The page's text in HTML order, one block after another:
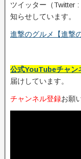
ツイッター（Twitter
知らせしています。
進撃のグルメ【進撃
公式YouTubeチャン
届けしています。
チャンネル登録お願